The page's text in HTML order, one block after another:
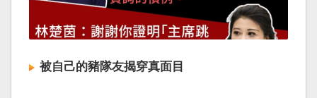
被自己的豬隊友揭穿真面目